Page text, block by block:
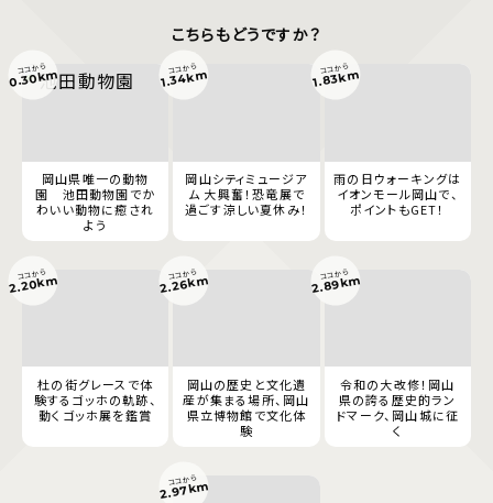
こちらもどうですか？
岡山県唯一の動物
園 池田動物園でか
わいい動物に癒され
よう
ココから
0.30km
岡山シティミュージア
ム 大興奮！恐竜展で
過ごす涼しい夏休み！
ココから
1.34km
雨の日ウォーキングは
イオンモール岡山で、
ポイントもGET！
ココから
1.83km
杜の街グレースで体
験するゴッホの軌跡、
動くゴッホ展を鑑賞
ココから
2.20km
岡山の歴史と文化遺
産が集まる場所、岡山
県立博物館で文化体
験
ココから
2.26km
令和の大改修！岡山
県の誇る歴史的ラン
ドマーク、岡山城に征
く
ココから
2.89km
ココから
2.97km